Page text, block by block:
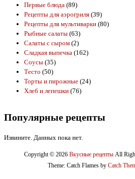
Первые блюда (89)
Рецепты для аэрогриля (39)
Рецепты для мультиварки (80)
Рыбные салаты (63)
Салаты с сыром (2)
Сладкая выпечка (162)
Соусы (35)
Тесто (50)
Торты и пирожные (24)
Хлеб и лепешки (76)
Популярные рецепты
Извините. Данных пока нет.
Copyright © 2026 Вкусные рецепты All
Theme: Catch Flames by Catch